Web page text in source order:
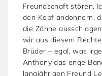
Freundschaft stören.
den Kopf andonnern,
die Zähne
wir aus diesem
Brüder – egal, was
Anthony das enge
langjährigen Freund